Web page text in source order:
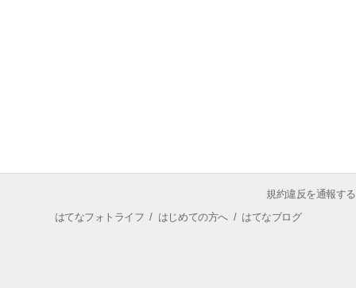
規約違反を通報する
はてなフォトライフ / はじめての方へ/ はてなブログ